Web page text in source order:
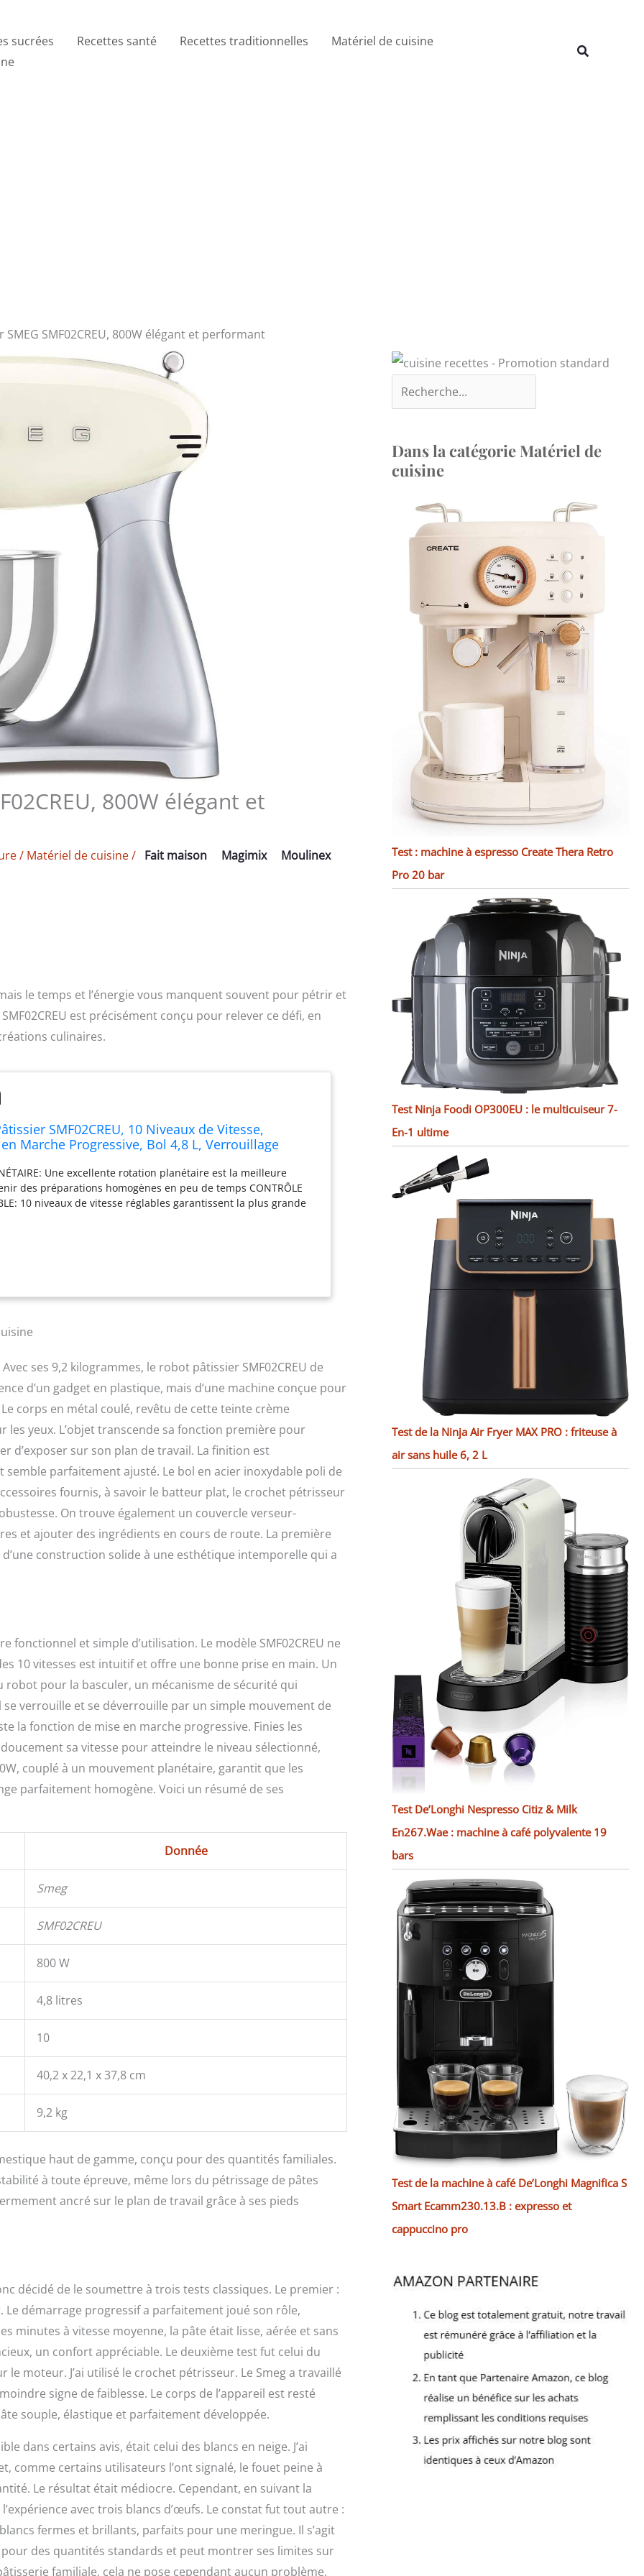
sucrées Recettes santé Recettes traditionnelles
Matériel de cuisine
Rechercher
SMF02CREU, 800W élégant et performant
800W élégant et
/ Matériel de cuisine/ Fait maison Magimix Moulinex
le temps et l’énergie vous manquent souvent pour pétrir et
est précisément conçu pour relever ce défi, en
culinaires.
SMF02CREU, 10 Niveaux de Vitesse,
Marche Progressive, Bol 4,8 L, Verrouillage
Une excellente rotation planétaire est la meilleure
des préparations homogènes en peu de temps CONTRÔLE
10 niveaux de vitesse réglables garantissent la plus grande
ses 9,2 kilogrammes, le robot pâtissier SMF02CREU de
d’un gadget en plastique, mais d’une machine conçue pour
corps en métal coulé, revêtu de cette teinte crème
yeux. L’objet transcende sa fonction première pour
d’exposer sur son plan de travail. La finition est
parfaitement ajusté. Le bol en acier inoxydable poli de
fournis, à savoir le batteur plat, le crochet pétrisseur
On trouve également un couvercle verseur-
et ajouter des ingrédients en cours de route. La première
construction solide à une esthétique intemporelle qui a
et simple d’utilisation. Le modèle SMF02CREU ne
10 vitesses est intuitif et offre une bonne prise en main. Un
pour la basculer, un mécanisme de sécurité qui
verrouille et se déverrouille par un simple mouvement de
la fonction de mise en marche progressive. Finies les
sa vitesse pour atteindre le niveau sélectionné,
couplé à un mouvement planétaire, garantit que les
parfaitement homogène. Voici un résumé de ses
Donnée
Smeg
SMF02CREU
800 W
4,8 litres
10
40,2 x 22,1 x 37,8 cm
9,2 kg
haut de gamme, conçu pour des quantités familiales.
à toute épreuve, même lors du pétrissage de pâtes
ancré sur le plan de travail grâce à ses pieds
décidé de le soumettre à trois tests classiques. Le premier :
démarrage progressif a parfaitement joué son rôle,
minutes à vitesse moyenne, la pâte était lisse, aérée et sans
un confort appréciable. Le deuxième test fut celui du
moteur. J’ai utilisé le crochet pétrisseur. Le Smeg a travaillé
signe de faiblesse. Le corps de l’appareil est resté
souple, élastique et parfaitement développée.
dans certains avis, était celui des blancs en neige. J’ai
comme certains utilisateurs l’ont signalé, le fouet peine à
Le résultat était médiocre. Cependant, en suivant la
avec trois blancs d’œufs. Le constat fut tout autre :
fermes et brillants, parfaits pour une meringue. Il s’agit
des quantités standards et peut montrer ses limites sur
familiale, cela ne pose cependant aucun problème.
Dans la catégorie Matériel de
cuisine
Test : machine à espresso Create Thera Retro
Pro 20 bar
Test Ninja Foodi OP300EU : le multicuiseur 7-
En-1 ultime
Test de la Ninja Air Fryer MAX PRO : friteuse à
air sans huile 6, 2 L
Test De’Longhi Nespresso Citiz & Milk
En267.Wae : machine à café polyvalente 19
bars
Test de la machine à café De’Longhi Magnifica S
Smart Ecamm230.13.B : expresso et
cappuccino pro